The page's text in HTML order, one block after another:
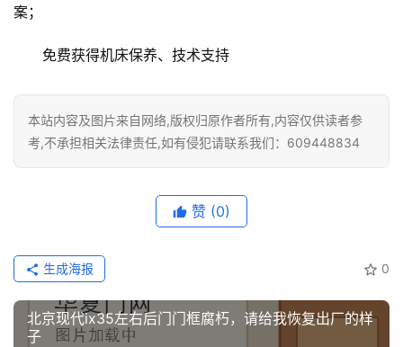
案；
免费获得机床保养、技术支持
本站内容及图片来自网络,版权归原作者所有,内容仅供读者参
考,不承担相关法律责任,如有侵犯请联系我们：609448834
赞 (0)
0
生成海报
北京现代ix35左右后门门框腐朽，请给我恢复出厂的样
子